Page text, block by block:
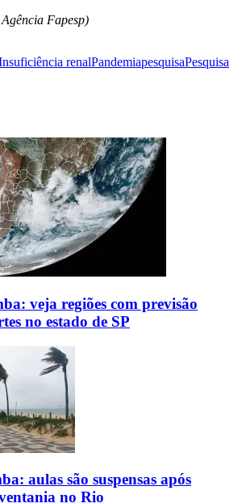
Fapesp)
renalPandemiapesquisaPesquisa
veja regiões com previsão
no estado de SP
aulas são suspensas após
no Rio